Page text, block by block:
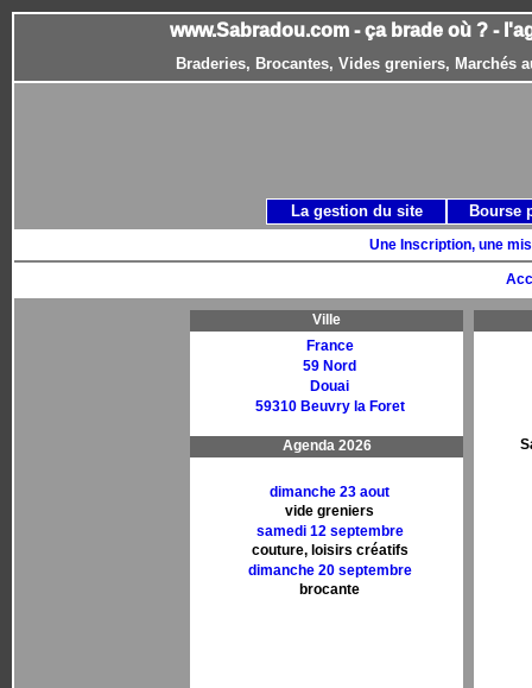
www.Sabradou.com - ça brade où ? -
Braderies, Brocantes, Vides greniers, Marchés
Une Inscription, une
Ville
France
59 Nord
Douai
59310 Beuvry la Foret
Agenda 2026
dimanche 23 aout
vide greniers
samedi 12 septembre
couture, loisirs créatifs
dimanche 20 septembre
brocante
La gestion du site Bourse